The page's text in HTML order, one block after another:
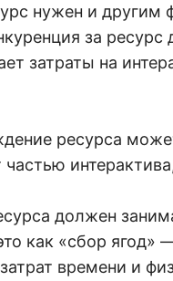
нужен и
за ресурс
затраты на
ресурса
частью
должен
как «сбор
времени и